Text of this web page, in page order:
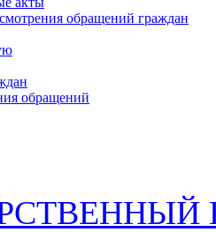
обращений граждан
обращений